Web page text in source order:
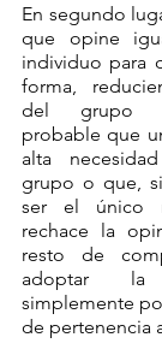
En segundo
que opine
individuo para
forma,
del grupo
probable que
alta
grupo o que,
ser el único
rechace la
resto de
adoptar la
simplemente
de pertenencia